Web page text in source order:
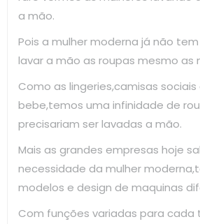
a mão.
Pois a mulher moderna já não
lavar a mão as roupas mesmo as
Como as lingeries,camisas
bebe,temos uma infinidade de
precisariam ser lavadas a mão.
Mais as grandes empresas hoje
necessidade da mulher
modelos e design de maquinas
Com funções variadas para cada